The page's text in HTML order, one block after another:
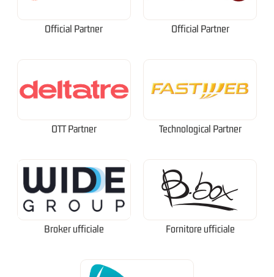
Official Partner Official Partner
OTT Partner Technological Partner
Broker ufficiale Fornitore ufficiale